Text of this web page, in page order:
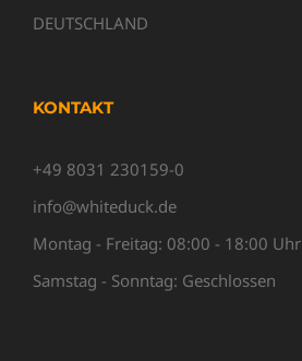
DEUTSCHLAND
KONTAKT
+49 8031 230159-0
info@whiteduck.de
Montag - Freitag: 08:00 - 18:00 Uhr
Samstag - Sonntag: Geschlossen